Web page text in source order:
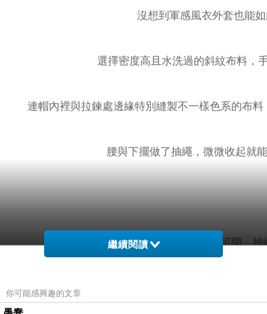
沒想到軍感風衣外套也能
選擇密度高且水洗過的斜紋布料，
連帽內裡與拉鍊處邊緣特別縫製不一樣色系的布
腰與下擺做了抽繩，微微收起就
小提醒：釦可開，拉鍊可開，
繼續閱讀
你可能感興趣的文章